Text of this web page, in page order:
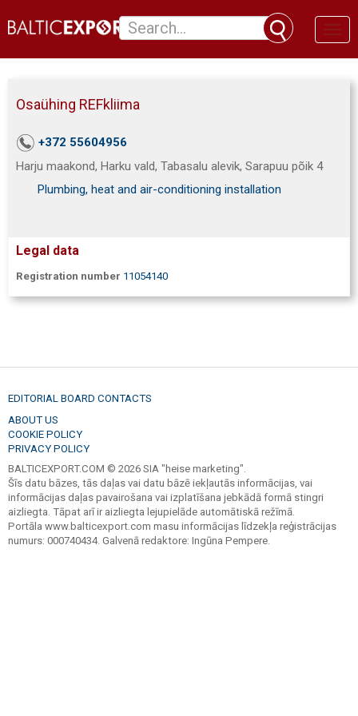
Osaühing REFkliima
+372 55604956
Harju maakond, Harku vald, Tabasalu alevik, Sarapuu põik 4
Plumbing, heat and air-conditioning installation
Legal data
Registration number 11054140
EDITORIAL BOARD CONTACTS
ABOUT US
COOKIE POLICY
PRIVACY POLICY
BALTICEXPORT.COM © 2026 SIA "heise marketing".
Šīs datu bāzes, tās daļas vai datu bāzē iekļautās informācijas, vai
informācijas daļas pavairošana vai izplatīšana jebkādā formā stingri
aizliegta. Tāpat arī ir aizliegta lejupielāde automātiskā režīmā.
Portāla www.balticexport.com masu informācijas līdzekļa reģistrācijas
numurs: 000740434. Galvenā redaktore: Ingūna Pempere.